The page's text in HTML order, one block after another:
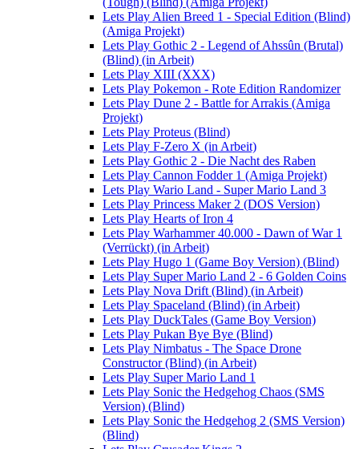
Lets Play Alien Breed 1 - Special Edition (Blind)
(Amiga Projekt)
Lets Play Gothic 2 - Legend of Ahssûn (Brutal)
(Blind) (in Arbeit)
Lets Play XIII (XXX)
Lets Play Pokemon - Rote Edition Randomizer
Lets Play Dune 2 - Battle for Arrakis (Amiga
Projekt)
Lets Play Proteus (Blind)
Lets Play F-Zero X (in Arbeit)
Lets Play Gothic 2 - Die Nacht des Raben
Lets Play Cannon Fodder 1 (Amiga Projekt)
Lets Play Wario Land - Super Mario Land 3
Lets Play Princess Maker 2 (DOS Version)
Lets Play Hearts of Iron 4
Lets Play Warhammer 40.000 - Dawn of War 1
(Verrückt) (in Arbeit)
Lets Play Hugo 1 (Game Boy Version) (Blind)
Lets Play Super Mario Land 2 - 6 Golden Coins
Lets Play Nova Drift (Blind) (in Arbeit)
Lets Play Spaceland (Blind) (in Arbeit)
Lets Play DuckTales (Game Boy Version)
Lets Play Pukan Bye Bye (Blind)
Lets Play Nimbatus - The Space Drone
Constructor (Blind) (in Arbeit)
Lets Play Super Mario Land 1
Lets Play Sonic the Hedgehog Chaos (SMS
Version) (Blind)
Lets Play Sonic the Hedgehog 2 (SMS Version)
(Blind)